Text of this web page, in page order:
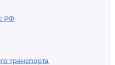
РФ
транспорта